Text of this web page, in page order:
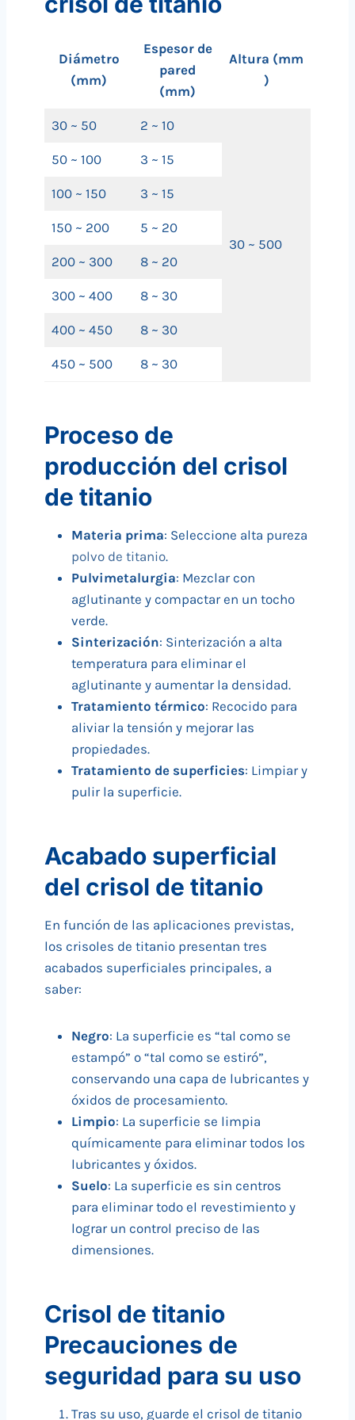
Diámetro
(mm)
Espesor de
pared
(mm)
Altura (mm
)
30 ~ 50 2 ~ 10
30 ~ 500
50 ~ 100 3 ~ 15
100 ~ 150 3 ~ 15
150 ~ 200 5 ~ 20
200 ~ 300 8 ~ 20
300 ~ 400 8 ~ 30
400 ~ 450 8 ~ 30
450 ~ 500 8 ~ 30
Proceso de
producción del crisol
de titanio
Materia prima: Seleccione alta pureza
polvo de titanio.
Pulvimetalurgia: Mezclar con
aglutinante y compactar en un tocho
verde.
Sinterización: Sinterización a alta
temperatura para eliminar el
aglutinante y aumentar la densidad.
Tratamiento térmico: Recocido para
aliviar la tensión y mejorar las
propiedades.
Tratamiento de superficies: Limpiar y
pulir la superficie.
Acabado superficial
del crisol de titanio
En función de las aplicaciones previstas,
los crisoles de titanio presentan tres
acabados superficiales principales, a
saber:
Negro: La superficie es “tal como se
estampó” o “tal como se estiró”,
conservando una capa de lubricantes y
óxidos de procesamiento.
Limpio: La superficie se limpia
químicamente para eliminar todos los
lubricantes y óxidos.
Suelo: La superficie es sin centros
para eliminar todo el revestimiento y
lograr un control preciso de las
dimensiones.
Crisol de titanio
Precauciones de
seguridad para su uso
Tras su uso, guarde el crisol de titanio